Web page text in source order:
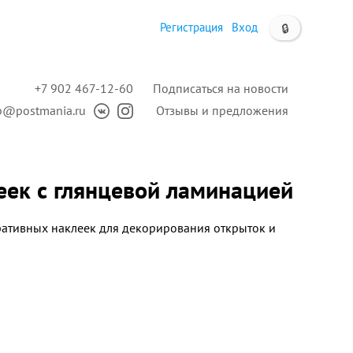
🔒
Регистрация Вход
Подписаться на новости
Отзывы и предложения
+7 902 467-12-60
с глянцевой ламинацией
наклеек для декорирования открыток и